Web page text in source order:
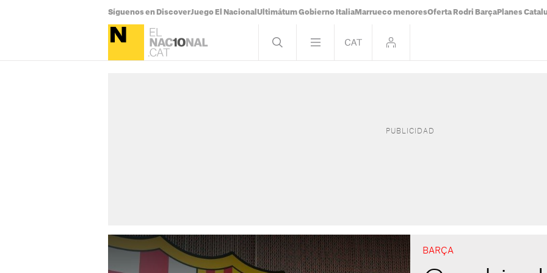
Síguenos en DiscoverJuego El Nacional Ultimátum Gobierno Italia Marrueco menoresOferta Rodri Barça Planes
BARÇA